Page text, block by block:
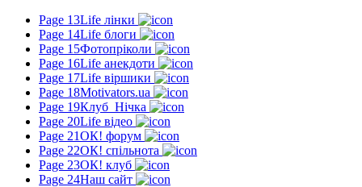
Page 13Life лінки
Page 14Life блоги
Page 15Фотопріколи
Page 16Life анекдоти
Page 17Life віршики
Page 18Motivators.ua
Page 19Клуб_Нічка
Page 20Life відео
Page 21ОК! форум
Page 22ОК! спільнота
Page 23ОК! клуб
Page 24Наш сайт